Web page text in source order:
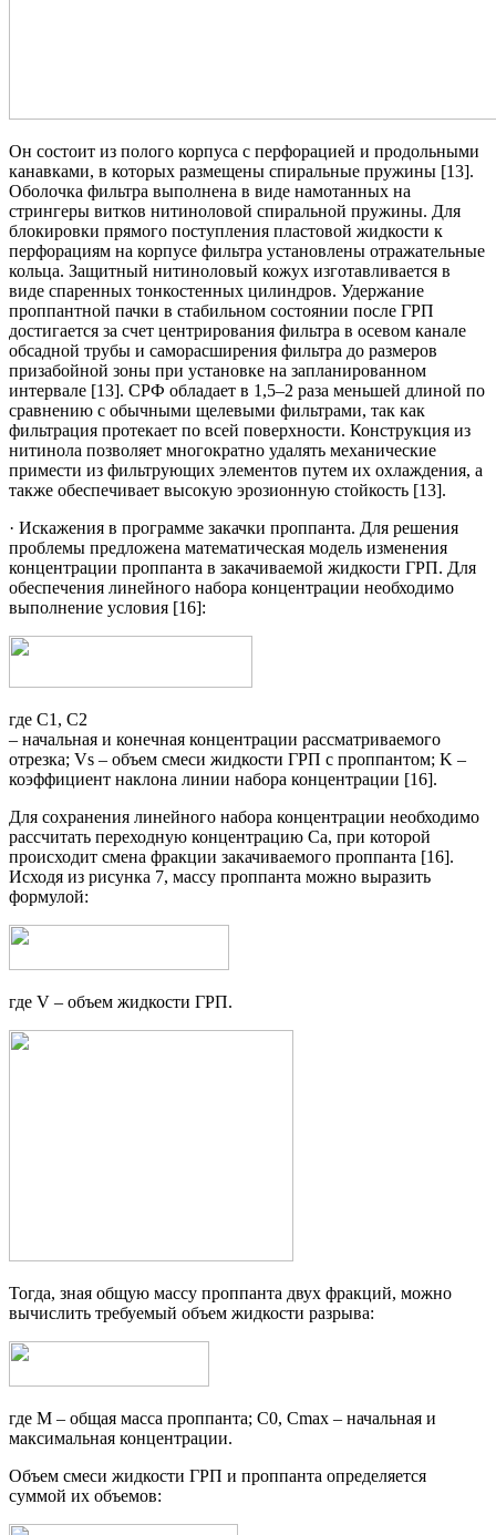
Он состоит из полого корпуса с перфорацией и продольными
канавками, в которых размещены спиральные пружины [13].
Оболочка фильтра выполнена в виде намотанных на
стрингеры витков нитиноловой спиральной пружины. Для
блокировки прямого поступления пластовой жидкости к
перфорациям на корпусе фильтра установлены отражательные
кольца. Защитный нитиноловый кожух изготавливается в
виде спаренных тонкостенных цилиндров. Удержание
проппантной пачки в стабильном состоянии после ГРП
достигается за счет центрирования фильтра в осевом канале
обсадной трубы и саморасширения фильтра до размеров
призабойной зоны при установке на запланированном
интервале [13]. СРФ обладает в 1,5–2 раза меньшей длиной по
сравнению с обычными щелевыми фильтрами, так как
фильтрация протекает по всей поверхности. Конструкция из
нитинола позволяет многократно удалять механические
примести из фильтрующих элементов путем их охлаждения, а
также обеспечивает высокую эрозионную стойкость [13].
· Искажения в программе закачки проппанта. Для решения
проблемы предложена математическая модель изменения
концентрации проппанта в закачиваемой жидкости ГРП. Для
обеспечения линейного набора концентрации необходимо
выполнение условия [16]:
где С1, С2
– начальная и конечная концентрации рассматриваемого
отрезка; Vs – объем смеси жидкости ГРП с проппантом; K –
коэффициент наклона линии набора концентрации [16].
Для сохранения линейного набора концентрации необходимо
рассчитать переходную концентрацию Сa, при которой
происходит смена фракции закачиваемого проппанта [16].
Исходя из рисунка 7, массу проппанта можно выразить
формулой:
где V – объем жидкости ГРП.
Тогда, зная общую массу проппанта двух фракций, можно
вычислить требуемый объем жидкости разрыва:
где M – общая масса проппанта; С0, Сmax – начальная и
максимальная концентрации.
Объем смеси жидкости ГРП и проппанта определяется
суммой их объемов: